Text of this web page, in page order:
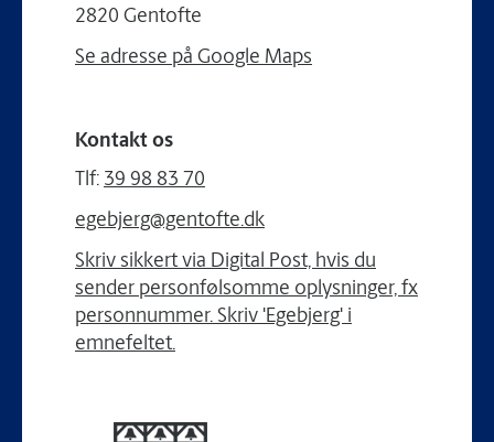
2820 Gentofte
Se adresse på Google Maps
Kontakt os
Tlf: 39 98 83 70
egebjerg@gentofte.dk
Skriv sikkert via Digital Post, hvis du
sender personfølsomme oplysninger, fx
personnummer. Skriv 'Egebjerg' i
emnefeltet.